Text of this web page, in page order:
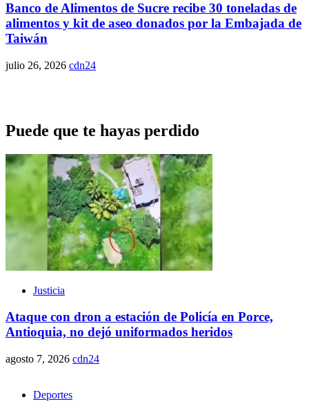
Banco de Alimentos de Sucre recibe 30 toneladas de
alimentos y kit de aseo donados por la Embajada de
Taiwán
julio 26, 2026 cdn24
Puede que te hayas perdido
Justicia
Ataque con dron a estación de Policía en Porce,
Antioquia, no dejó uniformados heridos
agosto 7, 2026 cdn24
Deportes